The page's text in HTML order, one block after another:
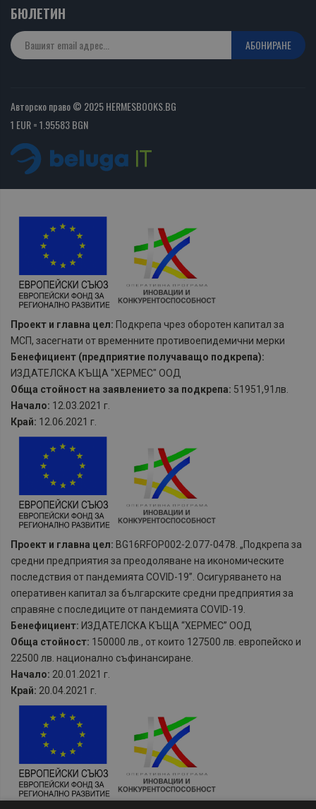
БЮЛЕТИН
АБОНИРАНЕ
Авторско право © 2025 HERMESBOOKS.BG
1 EUR = 1.95583 BGN
Проект и главна цел: Подкрепа чрез оборотен капитал за
МСП, засегнати от временните противоепидемични мерки
Бенефициент (предприятие получаващо подкрепа):
ИЗДАТЕЛСКА КЪЩА "ХЕРМЕС" ООД
Обща стойност на заявлението за подкрепа: 51951,91лв.
Начало: 12.03.2021 г.
Край: 12.06.2021 г.
Проект и главна цел: BG16RFOP002-2.077-0478. „Подкрепа за
средни предприятия за преодоляване на икономическите
последствия от пандемията COVID-19”. Осигуряването на
оперативен капитал за българските средни предприятия за
справяне с последиците от пандемията COVID-19.
Бенефициент: ИЗДАТЕЛСКА КЪЩА “ХЕРМЕС” ООД
Обща стойност: 150000 лв., от които 127500 лв. европейско и
22500 лв. национално съфинансиране.
Начало: 20.01.2021 г.
Край: 20.04.2021 г.